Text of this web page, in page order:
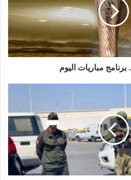
مباريات اليوم